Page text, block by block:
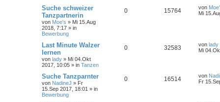
Suche schweizer
Tanzpartnerin
von Moe's » Mi 15.Aug
2018, 7:17 » in
Bewerbung
0 15764 von
Mi
Last Minute Walzer
lernen
von lady » Mi 04.Okt
2017, 10:05 » in Tanzen
0 32583 von lady
Mi
Suche Tanzparnter
von NadineJ » Fr
15.Sep 2017, 18:01 » in
Bewerbung
0 16514 von
Fr